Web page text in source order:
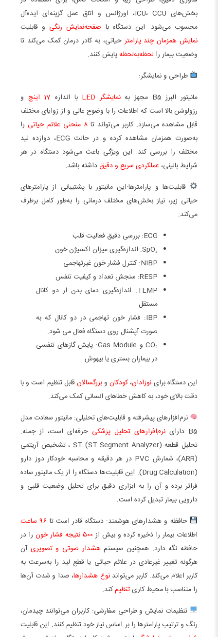
بخش‌های ICU، CCU، اورژانس و اتاق عمل گزینه‌ای ایده‌آل
محسوب می‌شود. این دستگاه با صفحه‌نمایش رنگی و قابلیت
نمایش همزمان چند پارامتر حیاتی، به کادر درمان کمک می‌کند تا
وضعیت بیمار را لحظه‌به‌لحظهپایش کنند.
طراحی و نمایشگر:
مانیتور البرز B5 مجهز به
نمایشگر LED با اندازه 17 اینچ
و
رزولوشن بالا است که اطلاعات را با وضوح عالی و از زوایای مختلف
قابل مشاهده می‌سازد. کاربر می‌تواند تا ۸ منحنی علائم حیاتی
را
به‌صورت همزمان مشاهده کرده و در حالت ECG، دوازده لید
مختلف را بررسی کند. این ویژگی باعث می‌شود دستگاه در هر
شرایط بالینی، عملکردی سریع و دقیق داشته باشد.
قابلیت‌ها و پارامترها:این مانیتور با پشتیبانی از پارامترهای
حیاتی زیر، نیاز بخش‌های مختلف درمانی را به‌طور کامل برطرف
می‌کند:
ECG: بررسی دقیق فعالیت قلب
SpO₂: اندازه‌گیری میزان اکسیژن خون
NIBP: کنترل فشار خون غیرتهاجمی
RESP: سنجش تعداد و کیفیت تنفس
TEMP: اندازه‌گیری دمای بدن از دو کانال
مستقل
IBP: فشار خون تهاجمی در دو کانال که به
صورت آپشنال روی دستگاه فعال می شود.
CO₂ و Gas Module: پایش گازهای تنفسی
در بیماران بستری یا بیهوش
این دستگاه برای نوزادان،کودکانوبزرگسالان قابل تنظیم است و با
دقت بالای خود، به کاهش خطاهای انسانی کمک می‌کند.
نرم‌افزارهای پیشرفته و قابلیت‌های تحلیلی: مانیتور سعادت مدل
B5 دارای
نرم‌افزارهای تحلیل پزشکی حرفه‌ای است، از جمله:
تحلیل قطعه ST (ST Segment Analyzer) ، تشخیص آریتمی
(ARR)، شمارش PVC در هر دقیقه و محاسبه خودکار دوز دارو
(Drug Calculation). این قابلیت‌ها دستگاه را از یک مانیتور ساده
فراتر برده و آن را به ابزاری دقیق برای تحلیل وضعیت قلبی و
دارویی بیمار تبدیل کرده است.
حافظه و هشدارهای هوشمند: دستگاه قادر است تا ۹۶ ساعت
اطلاعات بیمار را ذخیره کرده و بیش از ۵۰۰ نتیجه فشار خون
را در
حافظه نگه دارد. همچنین سیستمهشدار صوتی و تصویری آن
هرگونه تغییر غیرعادی در علائم حیاتی یا قطع لید را به‌سرعت به
کاربر اعلام می‌کند. کاربر می‌تواندنوع هشدارها، صدا و شدت آن‌ها
را متناسب با محیط کاریتنظیمکند.
تنظیمات نمایش و طراحی سفارشی: کاربران می‌توانند چیدمان،
رنگ و ترتیب پارامترها را بر اساس نیاز خود تنظیم کنند. این قابلیت